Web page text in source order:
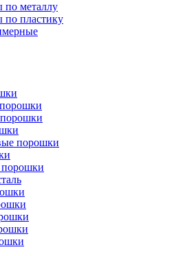
по металлу
пластику
порошки